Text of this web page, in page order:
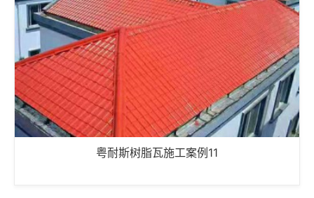
粤耐斯树脂瓦施工案例11